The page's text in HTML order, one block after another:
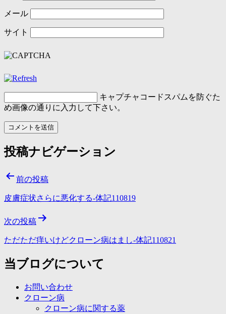
メール
サイト
キャプチャコード スパムを防ぐた
め画像の通りに入力して下さい。
投稿ナビゲーション
前の投稿
皮膚症状さらに悪化する-体記110819
次の投稿
ただただ痒いけどクローン病はまし-体記110821
当ブログについて
お問い合わせ
クローン病
クローン病に関する薬